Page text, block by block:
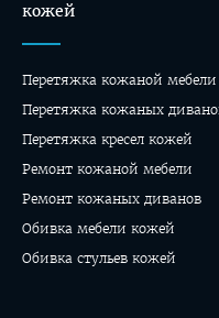
кожей
Перетяжка кожаной мебели
Перетяжка кожаных
Перетяжка кресел кожей
Ремонт кожаной мебели
Ремонт кожаных диванов
Обивка мебели кожей
Обивка стульев кожей